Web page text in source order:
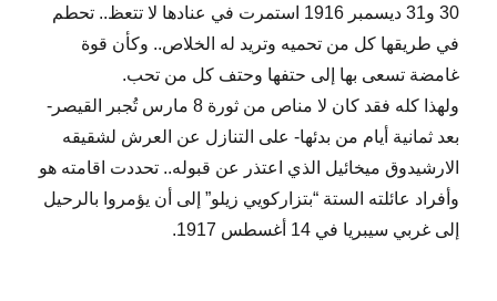
30 و31 ديسمبر 1916 استمرت في عنادها لا تتعظ.. تحطم
في طريقها كل من تحميه وتريد له الخلاص.. وكأن قوة
غامضة تسعى بها إلى حتفها وحتف كل من تحب.
ولهذا كله فقد كان لا مناص من ثورة 8 مارس تُجبر القيصر-
بعد ثمانية أيام من بدئها- على التنازل عن العرش لشقيقه
الارشيدوق ميخائيل الذي اعتذر عن قبوله.. تحددت اقامته هو
وأفراد عائلته الستة “بتزاركويي زيلو” إلى أن يؤمروا بالرحيل
إلى غربي سيبريا في 14 أغسطس 1917.